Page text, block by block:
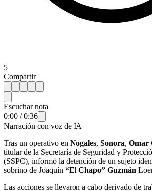
5
Compartir
Escuchar nota
0:00 /0:36
Narración con voz de IA
Tras un operativo en Nogales, Sonora, Omar
titular de la Secretaría de Seguridad y
(SSPC), informó la detención de un sujeto
sobrino de Joaquín “El Chapo” Guzmán
Las acciones se llevaron a cabo derivado de